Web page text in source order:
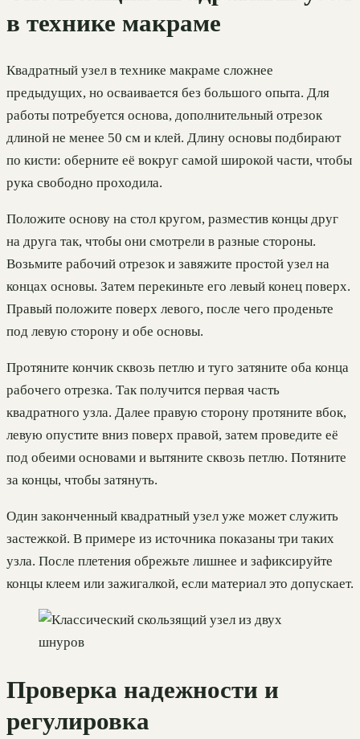
в технике макраме
Квадратный узел в технике макраме сложнее
предыдущих, но осваивается без большого опыта. Для
работы потребуется основа, дополнительный отрезок
длиной не менее 50 см и клей. Длину основы подбирают
по кисти: оберните её вокруг самой широкой части, чтобы
рука свободно проходила.
Положите основу на стол кругом, разместив концы друг
на друга так, чтобы они смотрели в разные стороны.
Возьмите рабочий отрезок и завяжите простой узел на
концах основы. Затем перекиньте его левый конец поверх.
Правый положите поверх левого, после чего проденьте
под левую сторону и обе основы.
Протяните кончик сквозь петлю и туго затяните оба конца
рабочего отрезка. Так получится первая часть
квадратного узла. Далее правую сторону протяните вбок,
левую опустите вниз поверх правой, затем проведите её
под обеими основами и вытяните сквозь петлю. Потяните
за концы, чтобы затянуть.
Один законченный квадратный узел уже может служить
застежкой. В примере из источника показаны три таких
узла. После плетения обрежьте лишнее и зафиксируйте
концы клеем или зажигалкой, если материал это допускает.
Проверка надежности и
регулировка